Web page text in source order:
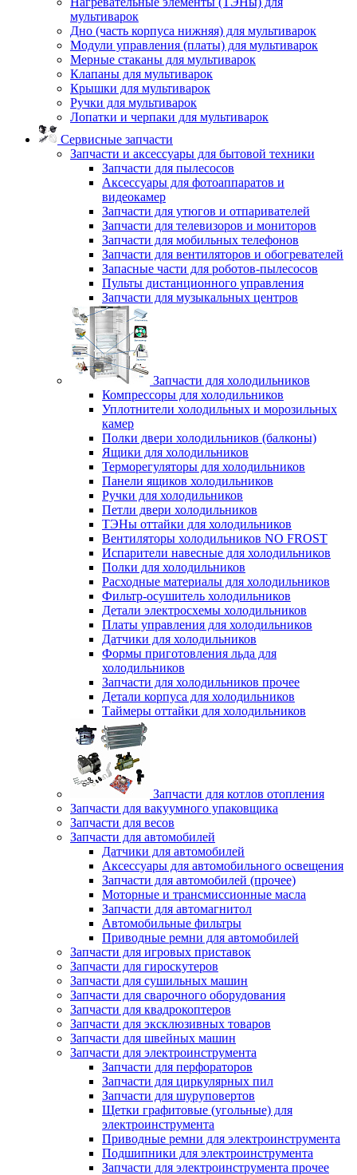
мультиварок
Дно (часть корпуса нижняя) для мультиварок
Модули управления (платы) для мультиварок
Мерные стаканы для мультиварок
Клапаны для мультиварок
Крышки для мультиварок
Ручки для мультиварок
Лопатки и черпаки для мультиварок
Сервисные запчасти
Запчасти и аксессуары для бытовой техники
Запчасти для пылесосов
Аксессуары для фотоаппаратов и
видеокамер
Запчасти для утюгов и отпаривателей
Запчасти для телевизоров и мониторов
Запчасти для мобильных телефонов
Запчасти для вентиляторов и обогревателей
Запасные части для роботов-пылесосов
Пульты дистанционного управления
Запчасти для музыкальных центров
Запчасти для холодильников
Компрессоры для холодильников
Уплотнители холодильных и морозильных
камер
Полки двери холодильников (балконы)
Ящики для холодильников
Терморегуляторы для холодильников
Панели ящиков холодильников
Ручки для холодильников
Петли двери холодильников
ТЭНы оттайки для холодильников
Вентиляторы холодильников NO FROST
Испарители навесные для холодильников
Полки для холодильников
Расходные материалы для холодильников
Фильтр-осушитель холодильников
Детали электросхемы холодильников
Платы управления для холодильников
Датчики для холодильников
Формы приготовления льда для
холодильников
Запчасти для холодильников прочее
Детали корпуса для холодильников
Таймеры оттайки для холодильников
Запчасти для котлов отопления
Запчасти для вакуумного упаковщика
Запчасти для весов
Запчасти для автомобилей
Датчики для автомобилей
Аксессуары для автомобильного освещения
Запчасти для автомобилей (прочее)
Моторные и трансмиссионные масла
Запчасти для автомагнитол
Автомобильные фильтры
Приводные ремни для автомобилей
Запчасти для игровых приставок
Запчасти для гироскутеров
Запчасти для сушильных машин
Запчасти для сварочного оборудования
Запчасти для квадрокоптеров
Запчасти для эксклюзивных товаров
Запчасти для швейных машин
Запчасти для электроинструмента
Запчасти для перфораторов
Запчасти для циркулярных пил
Запчасти для шуруповертов
Щетки графитовые (угольные) для
электроинструмента
Приводные ремни для электроинструмента
Подшипники для электроинструмента
Запчасти для электроинструмента прочее